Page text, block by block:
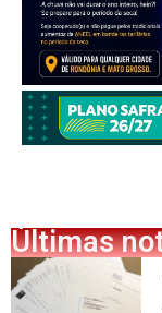
Últimas